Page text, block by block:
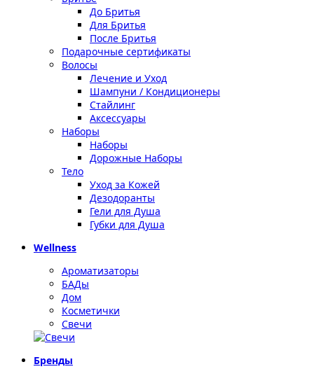
До Бритья
Для Бритья
После Бритья
Подарочные сертификаты
Волосы
Лечение и Уход
Шампуни / Кондиционеры
Стайлинг
Аксессуары
Наборы
Наборы
Дорожные Наборы
Тело
Уход за Кожей
Дезодоранты
Гели для Душа
Губки для Душа
Wellness
Ароматизаторы
БАДы
Дом
Косметички
Свечи
Бренды